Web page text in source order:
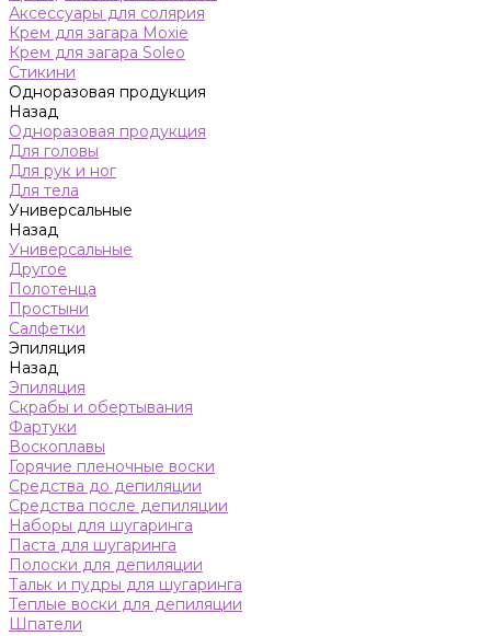
Аксессуары для солярия
Крем для загара Moxie
Крем для загара Soleo
Стикини
Одноразовая продукция
Назад
Одноразовая продукция
Для головы
Для рук и ног
Для тела
Универсальные
Назад
Универсальные
Другое
Полотенца
Простыни
Салфетки
Эпиляция
Назад
Эпиляция
Скрабы и обертывания
Фартуки
Воскоплавы
Горячие пленочные воски
Средства до депиляции
Средства после депиляции
Наборы для шугаринга
Паста для шугаринга
Полоски для депиляции
Тальк и пудры для шугаринга
Теплые воски для депиляции
Шпатели